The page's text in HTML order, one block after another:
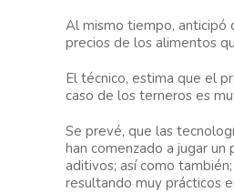
Al mismo tiempo, anticipó
precios de los alimentos
El técnico, estima que el
caso de los terneros es
Se prevé, que las
han comenzado a jugar
aditivos; así como
resultando muy prácticos